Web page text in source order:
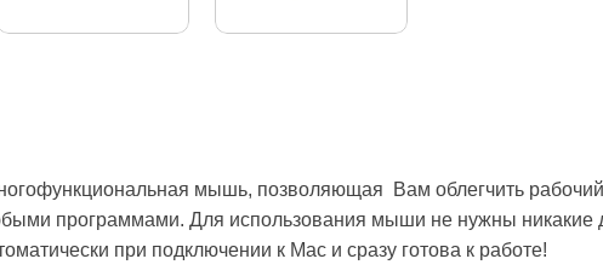
мышь, позволяющая Вам облегчить
программами. Для использования мыши не нужны никакие
при подключении к Mac и сразу готова к работе!